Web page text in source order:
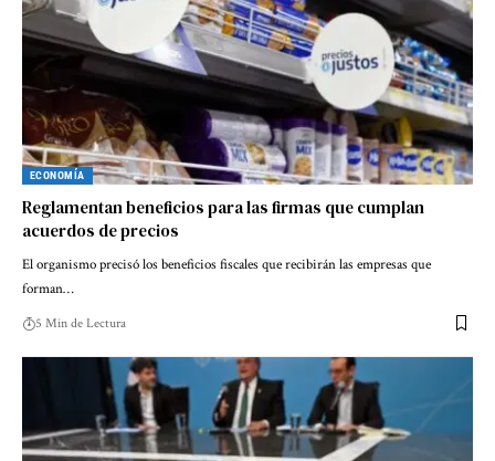
ECONOMÍA
Reglamentan beneficios para las firmas que cumplan
acuerdos de precios
El organismo precisó los beneficios fiscales que recibirán las empresas que
forman…
5 Min de Lectura